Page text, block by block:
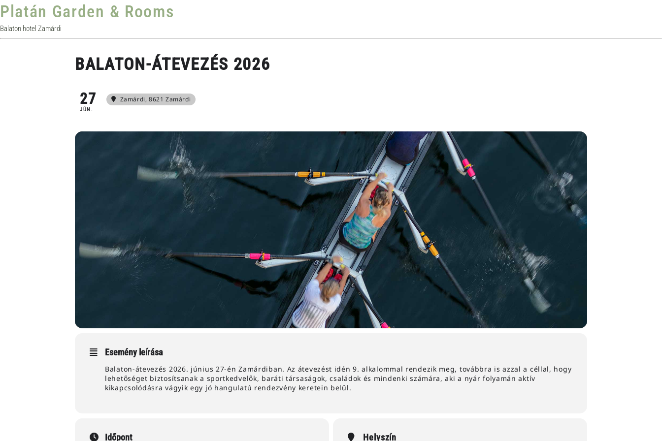
Platán Garden & Rooms
Balaton hotel Zamárdi
BALATON-ÁTEVEZÉS 2026
27
JÚN.
Zamárdi, 8621 Zamárdi
Esemény leírása
Balaton-átevezés 2026. június 27-én Zamárdiban. Az átevezést idén 9. alkalommal rendezik meg, továbbra is azzal a céllal, hogy
lehetőséget biztosítsanak a sportkedvelők, baráti társaságok, családok és mindenki számára, aki a nyár folyamán aktív
kikapcsolódásra vágyik egy jó hangulatú rendezvény keretein belül.
Időpont Helyszín